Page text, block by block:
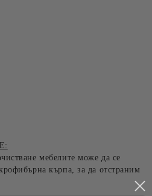
мебелите може да се
кърпа, за да отстраним